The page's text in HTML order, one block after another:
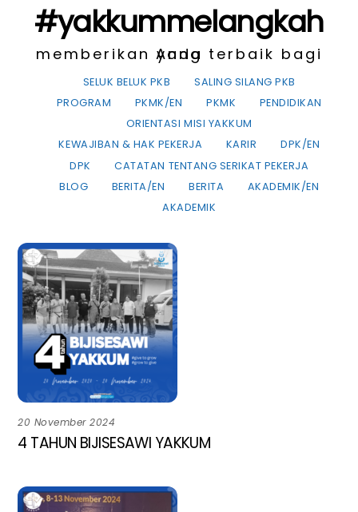
#yakkummelangkah
memberikan yang terbaik bagi Anda
SELUK BELUK PKB
SALING SILANG PKB
PROGRAM
PKMK/EN PKMK
PENDIDIKAN
ORIENTASI MISI YAKKUM
KEWAJIBAN & HAK PEKERJA
KARIR
DPK/EN
DPK
CATATAN TENTANG SERIKAT PEKERJA
BLOG
BERITA/EN BERITA
AKADEMIK/EN
AKADEMIK
20 November 2024
4 TAHUN BIJISESAWI YAKKUM